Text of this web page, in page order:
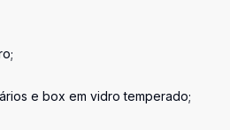
e box em vidro temperado;